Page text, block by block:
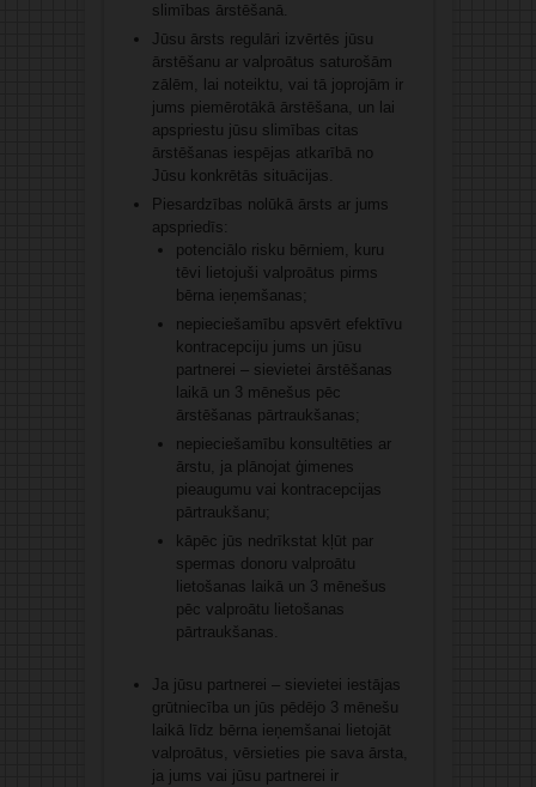
slimības ārstēšanā.
Jūsu ārsts regulāri izvērtēs jūsu
ārstēšanu ar valproātus saturošām
zālēm, lai noteiktu, vai tā joprojām ir
jums piemērotākā ārstēšana, un lai
apspriestu jūsu slimības citas
ārstēšanas iespējas atkarībā no
Jūsu konkrētās situācijas.
Piesardzības nolūkā ārsts ar jums
apspriedīs:
potenciālo risku bērniem, kuru
tēvi lietojuši valproātus pirms
bērna ieņemšanas;
nepieciešamību apsvērt efektīvu
kontracepciju jums un jūsu
partnerei – sievietei ārstēšanas
laikā un 3 mēnešus pēc
ārstēšanas pārtraukšanas;
nepieciešamību konsultēties ar
ārstu, ja plānojat ģimenes
pieaugumu vai kontracepcijas
pārtraukšanu;
kāpēc jūs nedrīkstat kļūt par
spermas donoru valproātu
lietošanas laikā un 3 mēnešus
pēc valproātu lietošanas
pārtraukšanas.
Ja jūsu partnerei – sievietei iestājas
grūtniecība un jūs pēdējo 3 mēnešu
laikā līdz bērna ieņemšanai lietojāt
valproātus, vērsieties pie sava ārsta,
ja jums vai jūsu partnerei ir